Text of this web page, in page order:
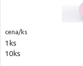
cena/ks
1ks
10ks